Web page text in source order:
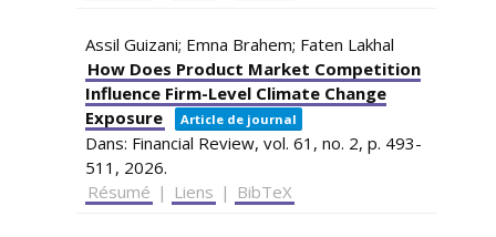
Assil Guizani; Emna Brahem; Faten Lakhal
How Does Product Market Competition
Influence Firm-Level Climate Change
Exposure
Article de journal
Dans: Financial Review, vol. 61, no. 2, p. 493-
511, 2026.
Résumé | Liens | BibTeX